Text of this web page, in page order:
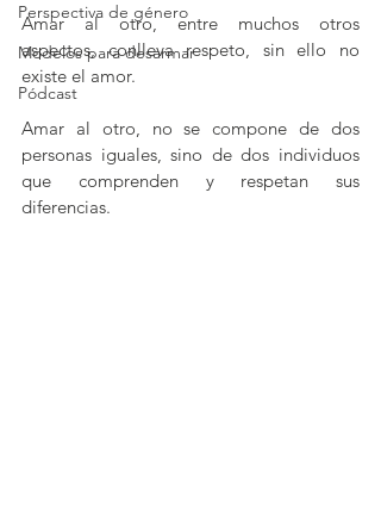
Perspectiva de género
Modelos para desarmar
Pódcast
Amar al otro, entre muchos otros
aspectos, conlleva respeto, sin ello no
existe el amor.
Amar al otro, no se compone de dos
personas iguales, sino de dos individuos
que comprenden y respetan sus
diferencias.